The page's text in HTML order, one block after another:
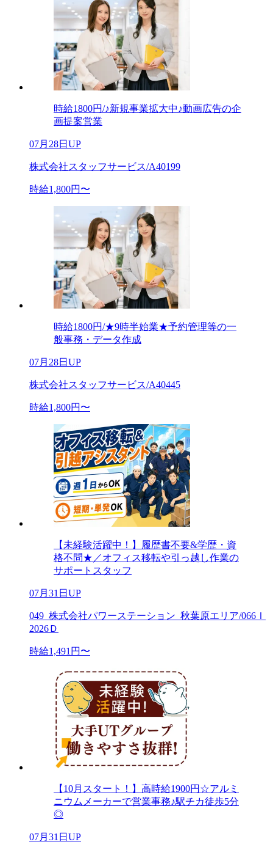
時給1800円/♪新規事業拡大中♪動画広告の企
画提案営業
07月28日UP
株式会社スタッフサービス/A40199
時給1,800円〜
時給1800円/★9時半始業★予約管理等の一
般事務・データ作成
07月28日UP
株式会社スタッフサービス/A40445
時給1,800円〜
【未経験活躍中！】履歴書不要&学歴・資
格不問★／オフィス移転や引っ越し作業の
サポートスタッフ
07月31日UP
049_株式会社パワーステーション_秋葉原エリア/066Ｉ
2026Ｄ
時給1,491円〜
【10月スタート！】高時給1900円☆アルミ
ニウムメーカーで営業事務♪駅チカ徒歩5分
◎
07月31日UP